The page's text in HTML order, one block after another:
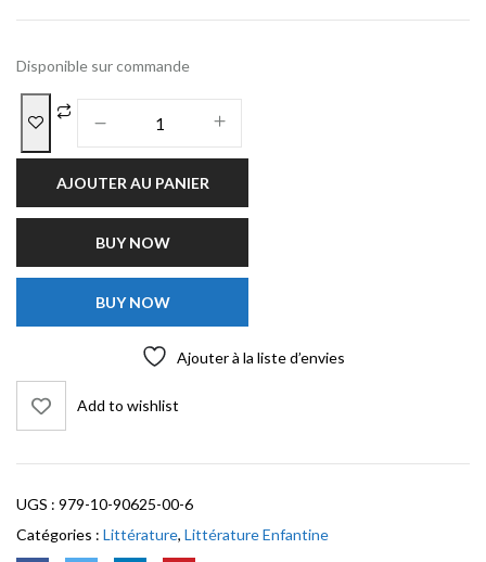
Disponible sur commande
AJOUTER AU PANIER
BUY NOW
BUY NOW
Ajouter à la liste d’envies
Add to wishlist
UGS : 979-10-90625-00-6
Catégories : Littérature, Littérature Enfantine